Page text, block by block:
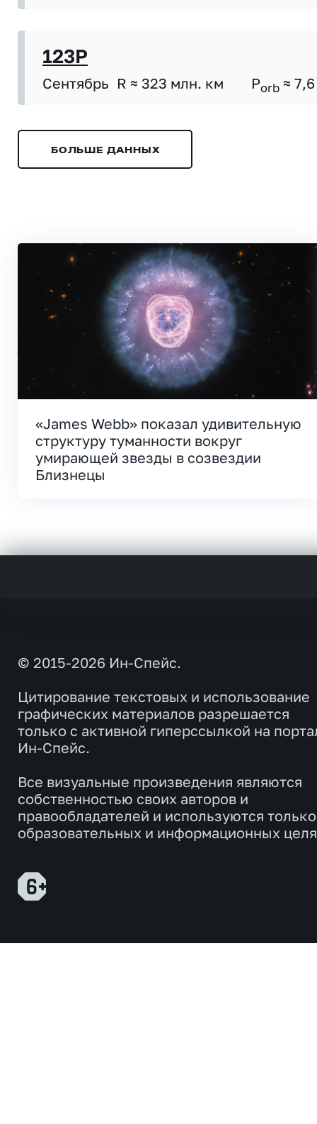
123P
Сентябрь R ≈ 323 млн. км Porb ≈ 7,6
БОЛЬШЕ ДАННЫХ
«James Webb» показал удивительную
структуру туманности вокруг
умирающей звезды в созвездии
Близнецы
© 2015-2026 Ин-Спейс.
Цитирование текстовых и использование
графических материалов разрешается
только с активной гиперссылкой на
Ин-Спейс.
Все визуальные произведения являются
собственностью своих авторов и
правообладателей и используются
образовательных и информационных